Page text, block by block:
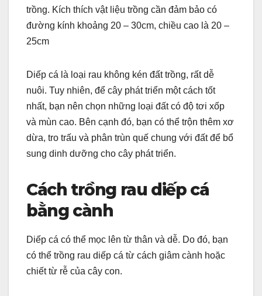
trồng. Kích thích vật liệu trồng cần đảm bảo có
đường kính khoảng 20 – 30cm, chiều cao là 20 –
25cm
Diếp cá là loại rau không kén đất trồng, rất dễ
nuôi. Tuy nhiên, để cây phát triển một cách tốt
nhất, bạn nên chọn những loại đất có độ tơi xốp
và mùn cao. Bên cạnh đó, bạn có thể trộn thêm xơ
dừa, tro trấu và phân trùn quế chung với đất để bổ
sung dinh dưỡng cho cây phát triển.
Cách trồng rau diếp cá
bằng cành
Diếp cá có thể mọc lên từ thân và dễ. Do đó, bạn
có thể trồng rau diếp cá từ cách giâm cành hoặc
chiết từ rễ của cây con.